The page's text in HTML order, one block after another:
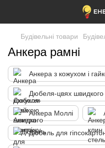
Будівельні товари
Анкера рамні
Анкера з кожухом і
Дюбеля-цвях
Анкера Моллі
Дюбель для